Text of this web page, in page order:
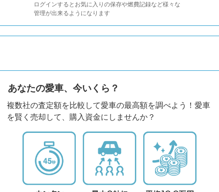
ログインするとお気に入りの保存や燃費記録など様々な
管理が出来るようになります
あなたの愛車、今いくら？
複数社の査定額を比較して愛車の最高額を調べよう！愛車
を賢く売却して、購入資金にしませんか？